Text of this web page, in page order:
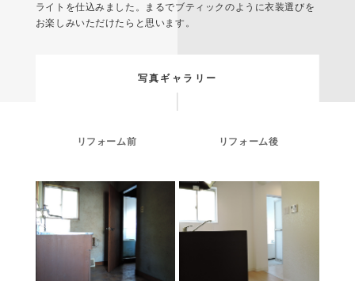
ライトを仕込みました。まるでブティックのように衣装選びを
お楽しみいただけたらと思います。
写真ギャラリー
リフォーム前 リフォーム後